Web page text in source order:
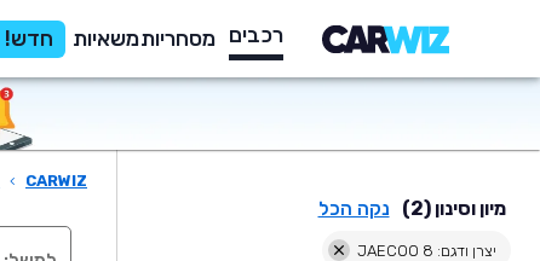
רכבים מסחריותמשאיות חדש!
מיון וסינון (2) נקה הכל
יצרן ודגם: JAECOO 8
CARWIZ
›